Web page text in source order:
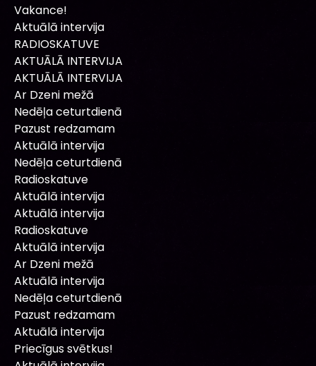
Vakance!
Aktuālā intervija
RADIOSKATUVE
AKTUĀLĀ INTERVIJA
AKTUĀLĀ INTERVIJA
Ar Dzeni mežā
Nedēļa ceturtdienā
Pazust redzamam
Aktuālā intervija
Nedēļa ceturtdienā
Radioskatuve
Aktuālā intervija
Aktuālā intervija
Radioskatuve
Aktuālā intervija
Ar Dzeni mežā
Aktuālā intervija
Nedēļa ceturtdienā
Pazust redzamam
Aktuālā intervija
Priecīgus svētkus!